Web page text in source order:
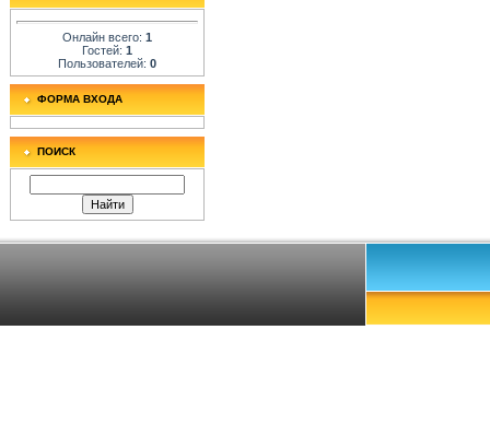
Онлайн всего: 1
Гостей: 1
Пользователей: 0
ФОРМА ВХОДА
ПОИСК